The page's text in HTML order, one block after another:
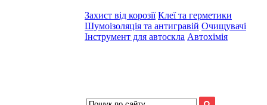
Захист від корозії Клеї та герметики
Шумоізоляція та антигравій Очищувачі
Інструмент для автоскла Автохімія